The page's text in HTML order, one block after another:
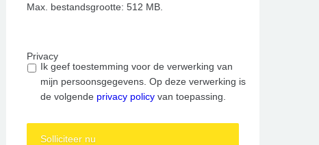
Max. bestandsgrootte: 512 MB.
Privacy
Ik geef toestemming voor de verwerking van
mijn persoonsgegevens. Op deze verwerking is
de volgende privacy policy van toepassing.